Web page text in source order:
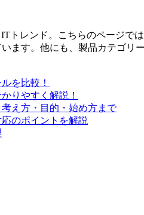
トレンド。こちらのページで
ます。他にも、製品カテゴ
を比較！
りやすく解説！
え方・目的・始め方まで
のポイントを解説